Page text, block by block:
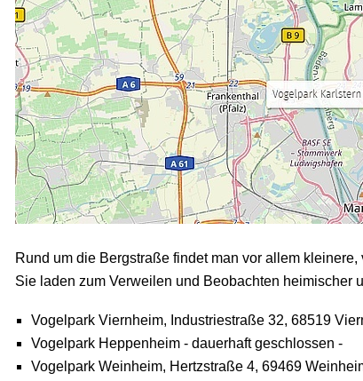
Rund um die Bergstraße findet man vor allem
Sie laden zum Verweilen und Beobachten heimischer
Vogelpark Viernheim, Industriestraße 32, 68519
Vogelpark Heppenheim - dauerhaft geschlossen -
Vogelpark Weinheim, Hertzstraße 4, 69469